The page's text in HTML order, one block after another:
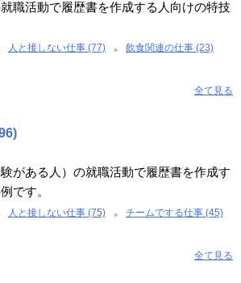
職活動で履歴書を作成する人向けの特技
人と接しない仕事 (77) 飲食関連の仕事 (23)
全て見る
がある人）の就職活動で履歴書を作成す
です。
人と接しない仕事 (75) チームでする仕事 (45)
全て見る